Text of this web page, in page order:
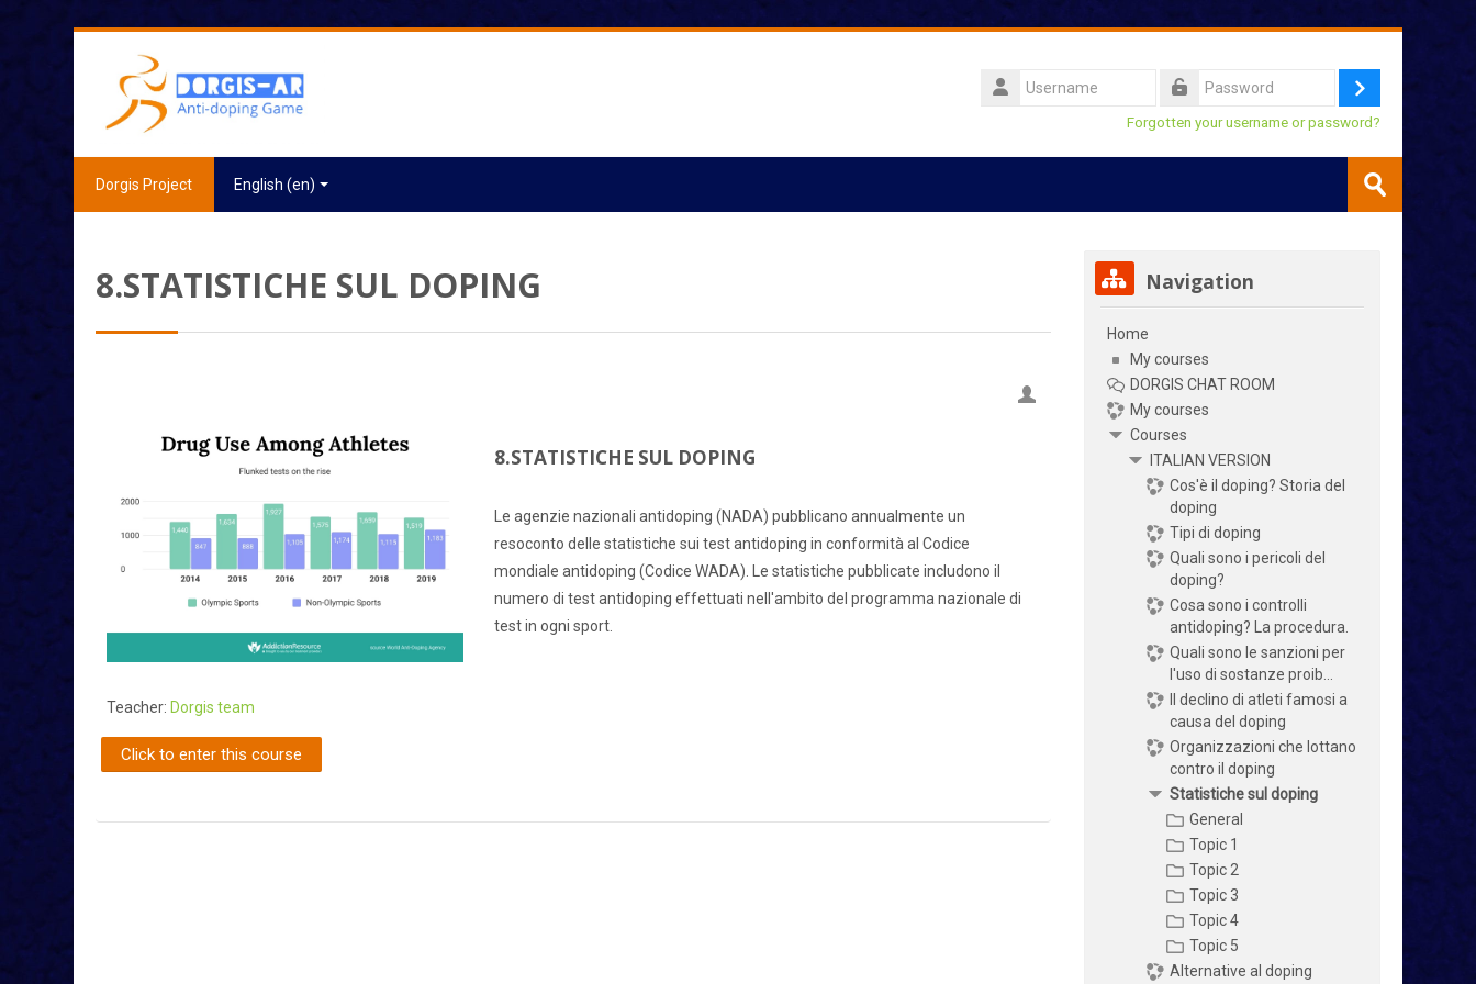
Skip to main content
Username
Log
Forgotten your username or password?
Dorgis Project English ‎(en)‎ Submit
8.STATISTICHE SUL DOPING
8.STATISTICHE SUL DOPING
Le agenzie nazionali antidoping (NADA) pubblicano annualmente un
resoconto delle statistiche sui test antidoping in conformità al Codice
mondiale antidoping (Codice WADA). Le statistiche pubblicate includono il
numero di test antidoping effettuati nell'ambito del programma nazionale di
test in ogni sport.
Teacher: Dorgis team
Click to enter this course
Skip Navigation
Navigation
Home
My courses
DORGIS CHAT ROOM
My courses
Courses
ITALIAN VERSION
Cos'è il doping? Storia del
doping
Tipi di doping
Quali sono i pericoli del
doping?
Cosa sono i controlli
antidoping? La procedura.
Quali sono le sanzioni per
l'uso di sostanze proib...
Il declino di atleti famosi a
causa del doping
Organizzazioni che lottano
contro il doping
Statistiche sul doping
General
Topic 1
Topic 2
Topic 3
Topic 4
Topic 5
Alternative al doping